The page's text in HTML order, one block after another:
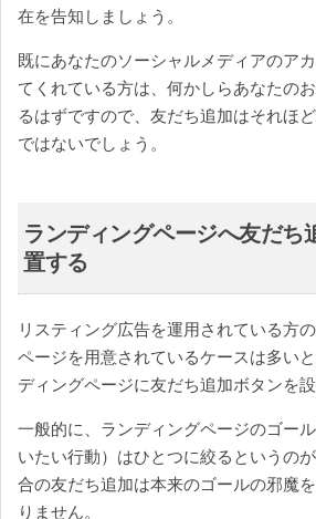
在を告知しましょう。
既にあなたのソーシャルメディアのア
てくれている方は、何かしらあなたの
るはずですので、友だち追加はそれほ
ではないでしょう。
ランディングページへ友だち
置する
リスティング広告を運用されている方
ページを用意されているケースは多い
ディングページに友だち追加ボタンを
一般的に、ランディングページのゴー
いたい行動）はひとつに絞るというの
合の友だち追加は本来のゴールの邪魔
りません。